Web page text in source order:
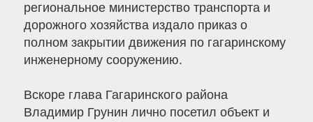
региональное министерство транспорта и
дорожного хозяйства издало приказ о
полном закрытии движения по гагаринскому
инженерному сооружению.
Вскоре глава Гагаринского района
Владимир Грунин лично посетил объект и